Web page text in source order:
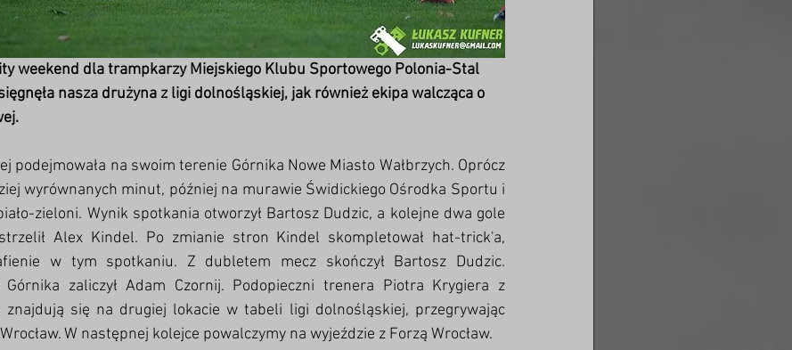
weekend dla trampkarzy Miejskiego Klubu Sportowego Polonia-Stal
nasza drużyna z ligi dolnośląskiej, jak również ekipa walcząca o
podejmowała na swoim terenie Górnika Nowe Miasto Wałbrzych. Oprócz
wyrównanych minut, później na murawie Świdickiego Ośrodka Sportu i
zieloni. Wynik spotkania otworzył Bartosz Dudzic, a kolejne dwa gole
Alex Kindel. Po zmianie stron Kindel skompletował hat-trick'a,
w tym spotkaniu. Z dubletem mecz skończył Bartosz Dudzic.
zaliczył Adam Czornij. Podopieczni trenera Piotra Krygiera z
się na drugiej lokacie w tabeli ligi dolnośląskiej, przegrywając
W następnej kolejce powalczymy na wyjeździe z Forzą Wrocław.